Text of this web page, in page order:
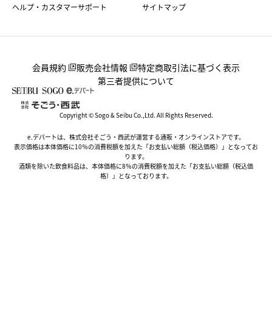
ヘルプ・カスタマーサポート サイトマップ
会員規約 販売会社情報
特定商取引法に基づく表示
第三者提供について
Copyright © Sogo & Seibu Co.,Ltd. All Rights Reserved.
e.デパートは、株式会社そごう・西武が運営する通販・オンラインストアです。
表示価格は本体価格に10％の消費税額を加えた「お支払い総額（税込価格）」となってお
ります。
酒類を除いた飲食料品は、本体価格に8％の消費税額を加えた「お支払い総額（税込価
格）」となっております。